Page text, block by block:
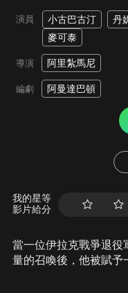
演員 小古巴古汀 丹
麥可泰
導演 阿里紮馬尼
編劇 阿曼達巴頓
我的星等
影片給分
當一位伊拉克戰爭退役
量的召喚後，他被賦予